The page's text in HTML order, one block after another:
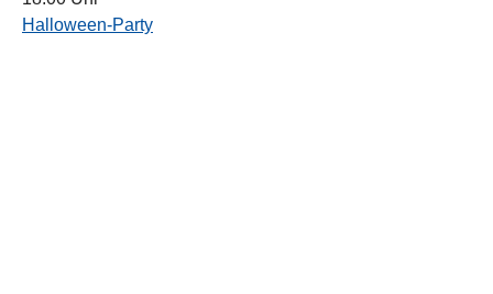
Halloween-Party